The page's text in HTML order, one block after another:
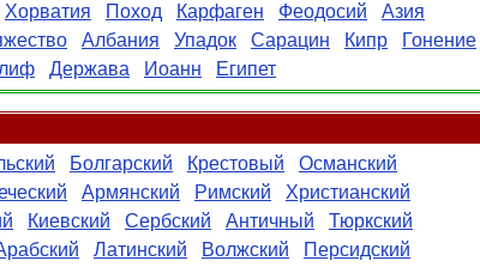
Хорватия Поход Карфаген Феодосий
Азия
Албания Упадок Сарацин Кипр
Гонение
Держава Иоанн Египет
Болгарский Крестовый
Османский
Армянский Римский
Христианский
Киевский Сербский Античный
Тюркский
Латинский Волжский
Персидский